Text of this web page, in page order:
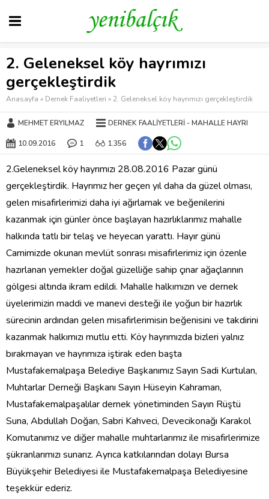
2. Geleneksel köy hayrımızı
gerçekleştirdik
Anasayfa » Dernek Faaliyetleri » 2. Geleneksel köy hayrımızı gerçekleştirdik
MEHMET ERYILMAZ DERNEK FAALIYETLERI MAHALLE HAYRI
10.09.2016 1 1.356
2.Geleneksel köy hayrımızı 28.08.2016 Pazar günü
gerçekleştirdik. Hayrımız her geçen yıl daha da güzel olması,
gelen misafirlerimizi daha iyi ağırlamak ve beğenilerini
kazanmak için günler önce başlayan hazırlıklarımız mahalle
halkında tatlı bir telaş ve heyecan yarattı. Hayır günü
Camimizde okunan mevlüt sonrası misafirlerimiz için özenle
hazırlanan yemekler doğal güzelliğe sahip çınar ağaçlarının
gölgesi altında ikram edildi. Mahalle halkımızın ve dernek
üyelerimizin maddi ve manevi desteği ile yoğun bir hazırlık
sürecinin ardından gelen misafirlerimisin beğenisini ve takdirini
kazanmak halkımızı mutlu etti. Köy hayrımızda bizleri yalnız
bırakmayan ve hayrımıza iştirak eden başta
Mustafakemalpaşa Belediye Başkanımız Sayın Sadi Kurtulan,
Muhtarlar Derneği Başkanı Sayın Hüseyin Kahraman,
Mustafakemalpaşalılar dernek yönetiminden Sayın Rüştü
Suna, Abdullah Doğan, Sabri Kahveci, Devecikonağı Karakol
Komutanımız ve diğer mahalle muhtarlarımız ile misafirlerimize
şükranlarımızı sunarız. Ayrıca katkılarından dolayı Bursa
Büyükşehir Belediyesi ile Mustafakemalpaşa Belediyesine
teşekkür ederiz.